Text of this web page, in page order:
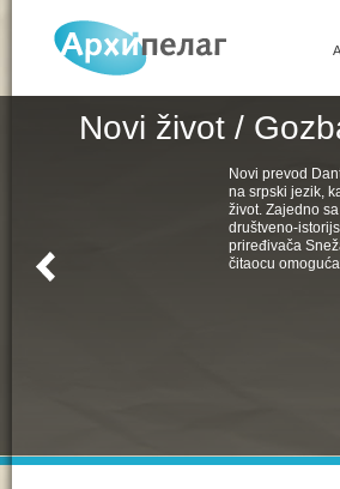
Novi život /
Novi prevod
na srpski jezik,
život. Zajedno
društveno-
priređivača
čitaocu